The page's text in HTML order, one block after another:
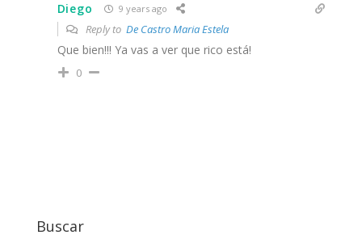
Diego 9 years ago
Reply to De Castro Maria Estela
Que bien!!! Ya vas a ver que rico está!
0
Buscar